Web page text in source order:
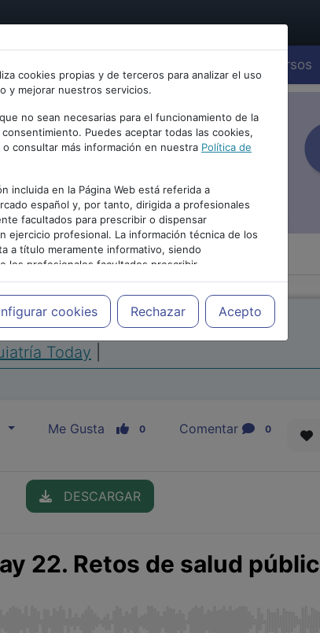
Cursos
cookies propias y de terceros para analizar el uso
y mejorar nuestros servicios.
no sean necesarias para el funcionamiento de la
Puedes aceptar todas las cookies,
o consultar más información en nuestra Política de
incluida en la Página Web está referida a
español y, por tanto, dirigida a profesionales
facultados para prescribir o dispensar
ejercicio profesional. La información técnica de los
a título meramente informativo, siendo
los profesionales facultados prescribir
en cada caso concreto, el tratamiento más
del paciente.
cookies Rechazar Acepto
PUBLICIDAD
Today
Me Gusta 0 Comentar 0
DESCARGAR